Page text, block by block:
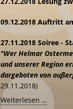
18:00
Uhr
09.12.2018 Auftritt
27.11.2018 Soiree -
"Wer Helmar
und unserer Region
dargeboten von
29.11.2018)
Weiterlesen … Soiree